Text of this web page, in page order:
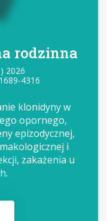
rodzinna
2026
4316
klonidyny w
opornego,
epizodycznej,
i
zakażenia u